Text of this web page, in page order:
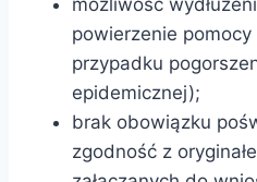
możliwość
powierzenie pomocy
przypadku
epidemicznej);
brak obowiązku
zgodność z